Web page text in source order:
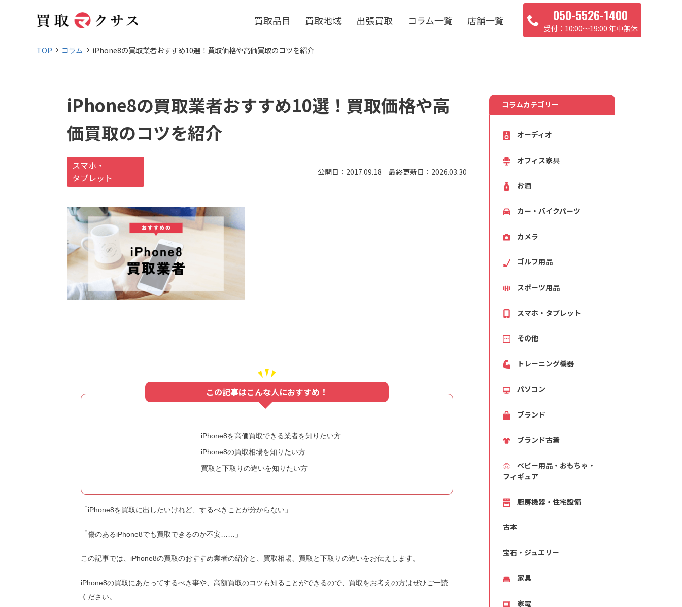
買取品目 買取地域 出張買取 コラム一覧 店舗一覧 050-5526-1400
10:00〜19:00 年中無休
TOP コラム iPhone8の買取業者おすすめ10選！買取価格や高価買取のコツを紹介
コラムカテゴリー
オーディオ
オフィス家具
お酒
カー・バイクパーツ
カメラ
ゴルフ用品
スポーツ用品
スマホ・タブレット
その他
トレーニング機器
パソコン
ブランド
ブランド古着
ベビー用品・おもちゃ・
フィギュア
厨房機器・住宅設備
古本
宝石・ジュエリー
家具
家電
iPhone8の買取業者おすすめ10選！買取価格や高
価買取のコツを紹介
スマホ・
タブレット
公開日：2017.09.18 最終更新日：2026.03.30
この記事はこんな人におすすめ！
iPhone8を高価買取できる業者を知りたい方
iPhone8の買取相場を知りたい方
買取と下取りの違いを知りたい方
「iPhone8を買取に出したいけれど、するべきことが分からない」
「傷のあるiPhone8でも買取できるのか不安……」
この記事では、iPhone8の買取のおすすめ業者の紹介と、買取相場、買取と下取りの違いをお伝えします。
iPhone8の買取にあたってするべき事や、高額買取のコツも知ることができるので、買取をお考えの方はぜひご一読
ください。